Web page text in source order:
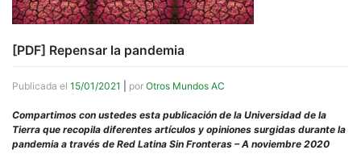
[PDF] Repensar la pandemia
Publicada el 15/01/2021 por Otros Mundos AC
Compartimos con ustedes esta publicación de la Universidad de la
Tierra que recopila diferentes artículos y opiniones surgidas durante la
pandemia a través de Red Latina Sin Fronteras – A noviembre 2020